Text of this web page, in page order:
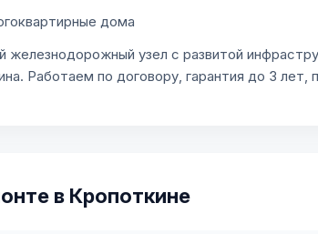
дома
железнодорожный узел с развитой
Работаем по договору, гарантия до 3 лет,
в Кропоткине